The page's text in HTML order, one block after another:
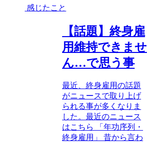
感じたこと
【話題】終身雇
用維持できませ
ん…で思う事
最近、終身雇用の話題
がニュースで取り上げ
られる事が多くなりま
した。最近のニュース
はこちら 「年功序列・
終身雇用」 昔から言わ